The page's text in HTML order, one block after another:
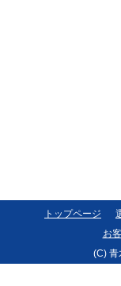
(C) 青
トップページ
お